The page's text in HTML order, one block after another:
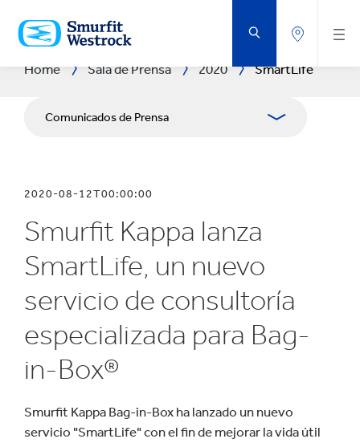
AL
CONTENIDO
PRINCIPAL
Home Sala de Prensa 2020 SmartLife
Comunicados de Prensa
Relaciones con Prensa
Blog
2020-08-12T00:00:00
Smurfit Kappa lanza
SmartLife, un nuevo
servicio de consultoría
especializada para Bag-
in-Box®
Smurfit Kappa Bag-in-Box ha lanzado un nuevo
servicio "SmartLife" con el fin de mejorar la vida útil